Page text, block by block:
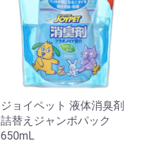
ジョイペット 液体消臭剤
詰替えジャンボパック
650mL